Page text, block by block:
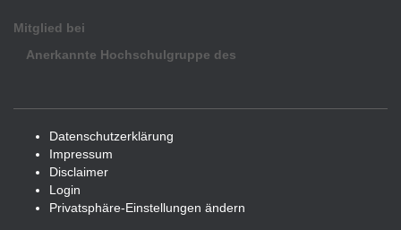
Mitglied bei
Anerkannte Hochschulgruppe des
Datenschutzerklärung
Impressum
Disclaimer
Login
Privatsphäre-Einstellungen ändern